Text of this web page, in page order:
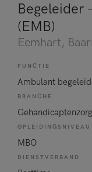
Begeleider
(EMB)
Eemhart,
FUNCTIE
Ambulant
BRANCHE
Gehandicaptenzorg
OPLEIDINGSNIVEAU
MBO
DIENSTVERBAND